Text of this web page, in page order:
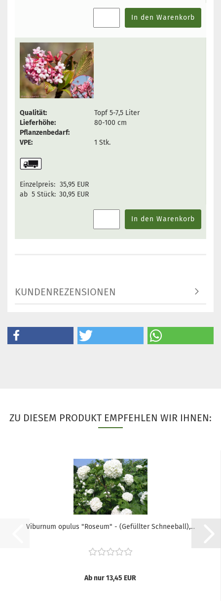
In den Warenkorb
Qualität:
Topf 5-7,5 Liter
Lieferhöhe:
80-100 cm
Pflanzenbedarf:
VPE:
1 Stk.
Einzelpreis: 35,95 EUR
ab 5 Stück: 30,95 EUR
In den Warenkorb
KUNDENREZENSIONEN
ZU DIESEM PRODUKT EMPFEHLEN WIR IHNEN:
Viburnum opulus "Roseum" - (Gefüllter Schneeball),...
Ab nur 13,45 EUR